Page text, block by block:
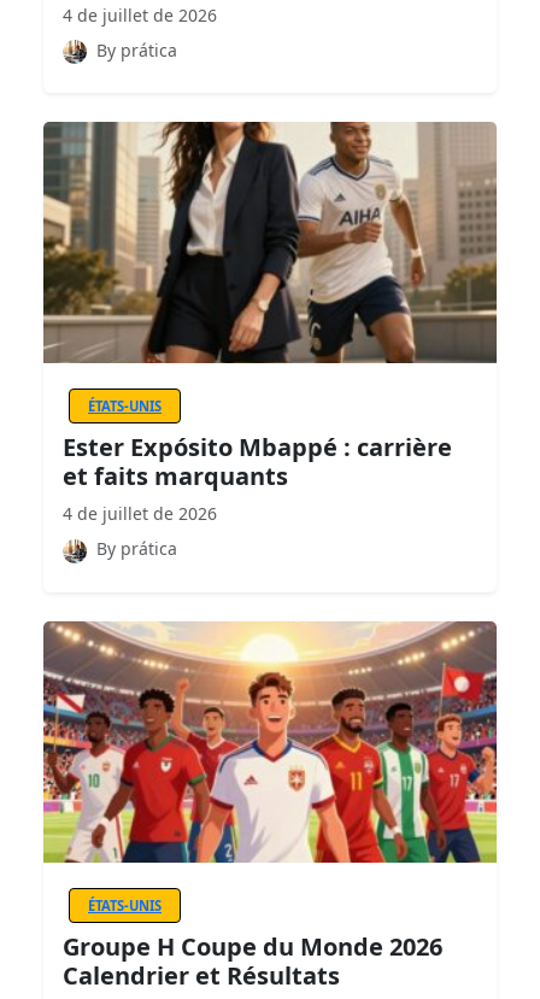
4 de juillet de 2026
By prática
ÉTATS-UNIS
Ester Expósito Mbappé : carrière
et faits marquants
4 de juillet de 2026
By prática
ÉTATS-UNIS
Groupe H Coupe du Monde 2026
Calendrier et Résultats